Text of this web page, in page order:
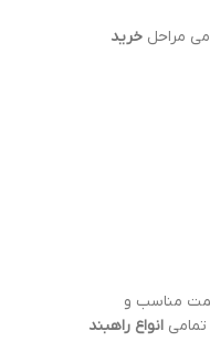
مراحل خرید
مناسب و
انواع راهبند